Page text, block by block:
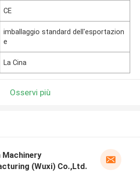
CE
imballaggio standard dell'esportazion
e
La Cina
Osservi più
Machinery
(Wuxi) Co.,Ltd.